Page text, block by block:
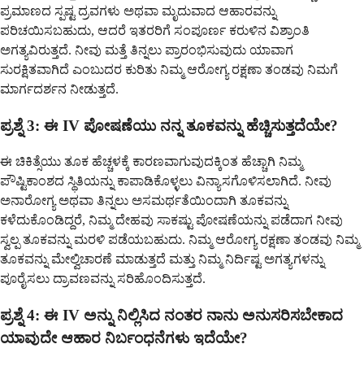
ಪ್ರಮಾಣದ ಸ್ಪಷ್ಟ ದ್ರವಗಳು ಅಥವಾ ಮೃದುವಾದ ಆಹಾರವನ್ನು
ಪರಿಚಯಿಸಬಹುದು, ಆದರೆ ಇತರರಿಗೆ ಸಂಪೂರ್ಣ ಕರುಳಿನ ವಿಶ್ರಾಂತಿ
ಅಗತ್ಯವಿರುತ್ತದೆ. ನೀವು ಮತ್ತೆ ತಿನ್ನಲು ಪ್ರಾರಂಭಿಸುವುದು ಯಾವಾಗ
ಸುರಕ್ಷಿತವಾಗಿದೆ ಎಂಬುದರ ಕುರಿತು ನಿಮ್ಮ ಆರೋಗ್ಯ ರಕ್ಷಣಾ ತಂಡವು ನಿಮಗೆ
ಮಾರ್ಗದರ್ಶನ ನೀಡುತ್ತದೆ.
ಪ್ರಶ್ನೆ 3: ಈ IV ಪೋಷಣೆಯು ನನ್ನ ತೂಕವನ್ನು ಹೆಚ್ಚಿಸುತ್ತದೆಯೇ?
ಈ ಚಿಕಿತ್ಸೆಯು ತೂಕ ಹೆಚ್ಚಳಕ್ಕೆ ಕಾರಣವಾಗುವುದಕ್ಕಿಂತ ಹೆಚ್ಚಾಗಿ ನಿಮ್ಮ
ಪೌಷ್ಟಿಕಾಂಶದ ಸ್ಥಿತಿಯನ್ನು ಕಾಪಾಡಿಕೊಳ್ಳಲು ವಿನ್ಯಾಸಗೊಳಿಸಲಾಗಿದೆ. ನೀವು
ಅನಾರೋಗ್ಯ ಅಥವಾ ತಿನ್ನಲು ಅಸಮರ್ಥತೆಯಿಂದಾಗಿ ತೂಕವನ್ನು
ಕಳೆದುಕೊಂಡಿದ್ದರೆ, ನಿಮ್ಮ ದೇಹವು ಸಾಕಷ್ಟು ಪೋಷಣೆಯನ್ನು ಪಡೆದಾಗ ನೀವು
ಸ್ವಲ್ಪ ತೂಕವನ್ನು ಮರಳಿ ಪಡೆಯಬಹುದು. ನಿಮ್ಮ ಆರೋಗ್ಯ ರಕ್ಷಣಾ ತಂಡವು ನಿಮ್ಮ
ತೂಕವನ್ನು ಮೇಲ್ವಿಚಾರಣೆ ಮಾಡುತ್ತದೆ ಮತ್ತು ನಿಮ್ಮ ನಿರ್ದಿಷ್ಟ ಅಗತ್ಯಗಳನ್ನು
ಪೂರೈಸಲು ದ್ರಾವಣವನ್ನು ಸರಿಹೊಂದಿಸುತ್ತದೆ.
ಪ್ರಶ್ನೆ 4: ಈ IV ಅನ್ನು ನಿಲ್ಲಿಸಿದ ನಂತರ ನಾನು ಅನುಸರಿಸಬೇಕಾದ
ಯಾವುದೇ ಆಹಾರ ನಿರ್ಬಂಧನೆಗಳು ಇದೆಯೇ?